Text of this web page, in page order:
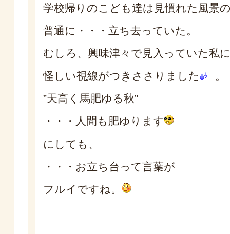
学校帰りのこども達は見慣れた風景
普通に・・・立ち去っていた。
むしろ、興味津々で見入っていた私
怪しい視線がつきささりました
。
”天高く馬肥ゆる秋”
・・・人間も肥ゆります
にしても、
・・・お立ち台って言葉が
フルイですね。